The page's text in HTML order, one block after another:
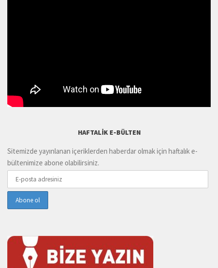
HAFTALIK E-BÜLTEN
Sitemizde yayınlanan içeriklerden haberdar olmak için haftalık e-
bültenimize abone olabilirsiniz.